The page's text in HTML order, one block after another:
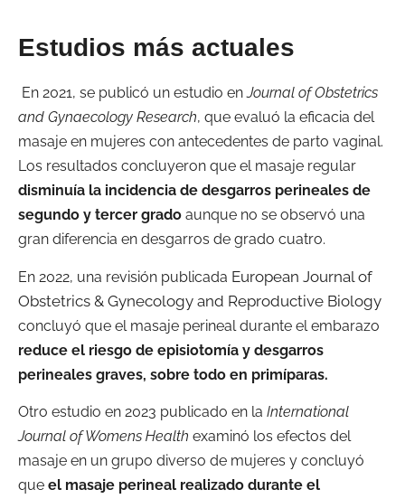
Estudios más actuales
En 2021, se publicó un estudio enJournal of Obstetrics
and Gynaecology Research, que evaluó la eficacia del
masaje en mujeres con antecedentes de parto vaginal.
Los resultados concluyeron que el masaje regular
disminuía la incidencia de desgarros perineales de
segundo y tercer grado aunque no se observó una
gran diferencia en desgarros de grado cuatro.
En 2022, una revisión publicada European Journal of
Obstetrics & Gynecology and Reproductive Biology
concluyó que el masaje perineal durante el embarazo
reduce el riesgo de episiotomía y desgarros
perineales graves, sobre todo en primíparas.
Otro estudio en 2023 publicado en la International
Journal of Womens Health examinó los efectos del
masaje en un grupo diverso de mujeres y concluyó
que el masaje perineal realizado durante el